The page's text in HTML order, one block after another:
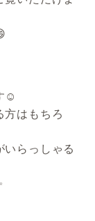
☺
方はもちろ
いらっしゃる